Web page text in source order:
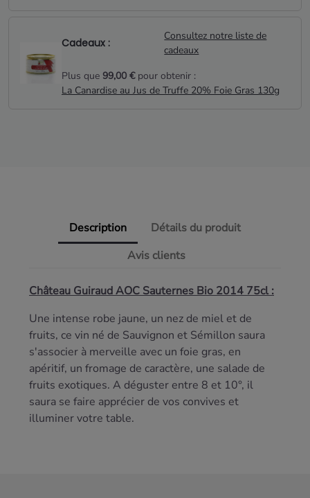
Cadeaux :
Consultez notre liste de
cadeaux
Plus que 99,00 €pour obtenir :
La Canardise au Jus de Truffe 20% Foie Gras 130g
Description
Détails du produit
Avis clients
Château Guiraud AOC Sauternes Bio 2014 75cl :
Une intense robe jaune, un nez de miel et de
fruits, ce vin né de Sauvignon et Sémillon saura
s'associer à merveille avec un foie gras, en
apéritif, un fromage de caractère, une salade de
fruits exotiques. A déguster entre 8 et 10°, il
saura se faire apprécier de vos convives et
illuminer votre table.